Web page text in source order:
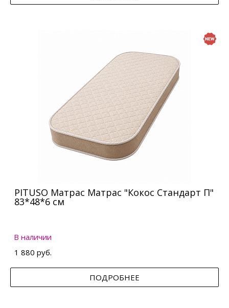
PITUSO Матрас Матрас "Кокос Стандарт П"
83*48*6 см
В наличии
1 880 руб.
ПОДРОБНЕЕ